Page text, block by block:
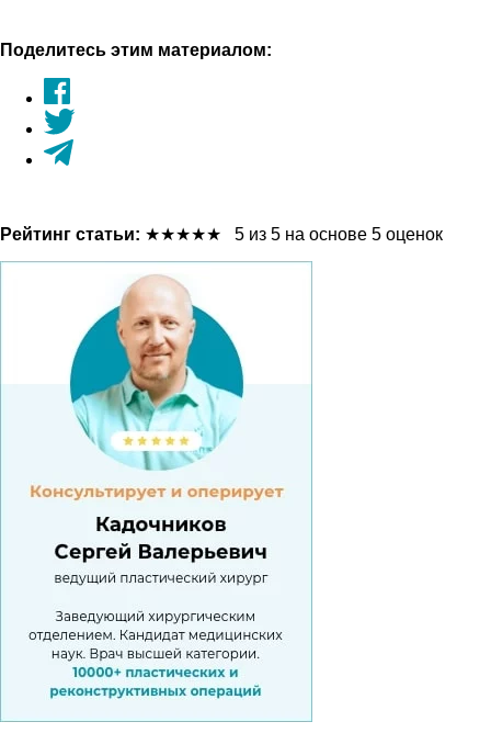
Поделитесь этим материалом:
Рейтинг статьи: ★★★★★ 5 из 5 на основе 5 оценок